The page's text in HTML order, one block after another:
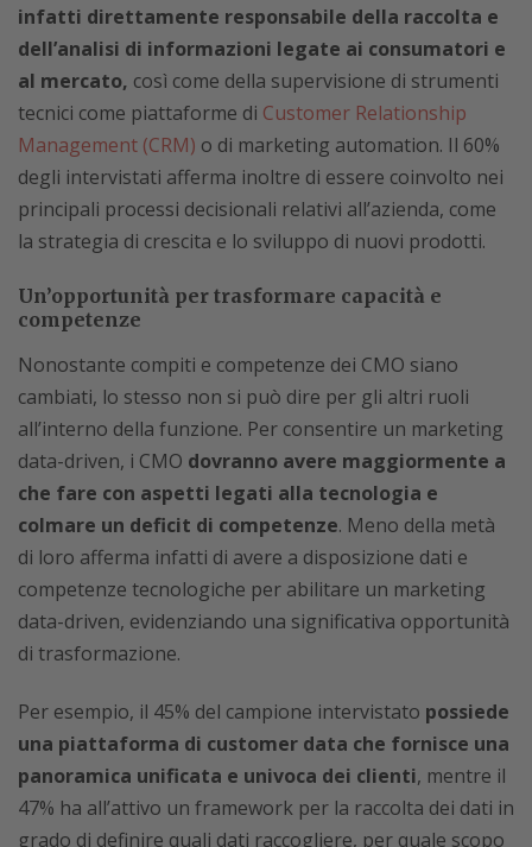
infatti direttamente responsabile della raccolta e
dell’analisi di informazioni legate ai consumatori e
al mercato, così come della supervisione di strumenti
tecnici come piattaforme di Customer Relationship
Management (CRM) o di marketing automation. Il 60%
degli intervistati afferma inoltre di essere coinvolto nei
principali processi decisionali relativi all’azienda, come
la strategia di crescita e lo sviluppo di nuovi prodotti.
Un’opportunità per trasformare capacità e
competenze
Nonostante compiti e competenze dei CMO siano
cambiati, lo stesso non si può dire per gli altri ruoli
all’interno della funzione. Per consentire un marketing
data-driven, i CMO dovranno avere maggiormente a
che fare con aspetti legati alla tecnologia e
colmare un deficit di competenze. Meno della metà
di loro afferma infatti di avere a disposizione dati e
competenze tecnologiche per abilitare un marketing
data-driven, evidenziando una significativa opportunità
di trasformazione.
Per esempio, il 45% del campione intervistato possiede
una piattaforma di customer data che fornisce una
panoramica unificata e univoca dei clienti, mentre il
47% ha all’attivo un framework per la raccolta dei dati in
grado di definire quali dati raccogliere, per quale scopo